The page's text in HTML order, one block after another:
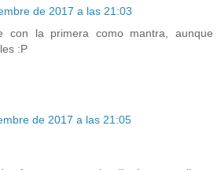
de 2017 a las 21:03
con la primera como mantra, aunque
:P
de 2017 a las 21:05